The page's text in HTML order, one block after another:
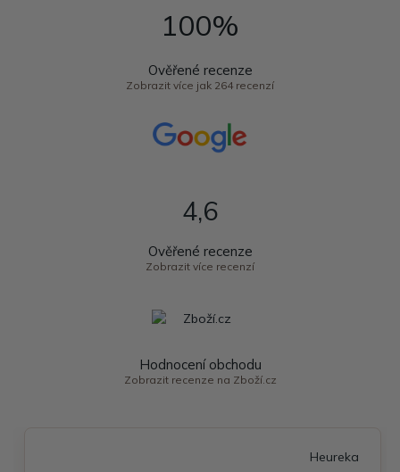
100%
Ověřené recenze
Zobrazit více jak 264 recenzí
4,6
Ověřené recenze
Zobrazit více recenzí
Hodnocení obchodu
Zobrazit recenze na Zboží.cz
Heureka